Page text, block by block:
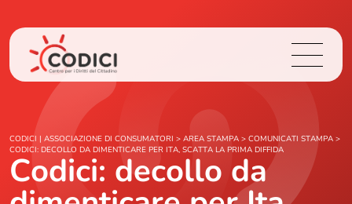
Chi Siamo
Cosa Facciamo
CODICI | ASSOCIAZIONE DI CONSUMATORI > AREA STAMPA > COMUNICATI STAMPA >
CODICI: DECOLLO DA DIMENTICARE PER ITA, SCATTA LA PRIMA DIFFIDA
Codici: decollo da